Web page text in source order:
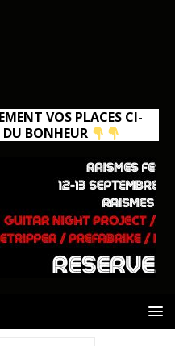
VOS PLACES CI-
BONHEUR